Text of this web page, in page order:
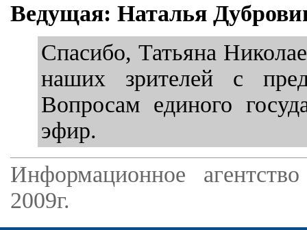
Ведущая: Наталья
Спасибо, Татьяна
наших зрителей с
Вопросам единого
эфир.
Информационное
2009г.